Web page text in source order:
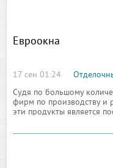
Евроокна
17 сен 01:24
Судя по большому
фирм по производству и
эти продукты является
потребительского